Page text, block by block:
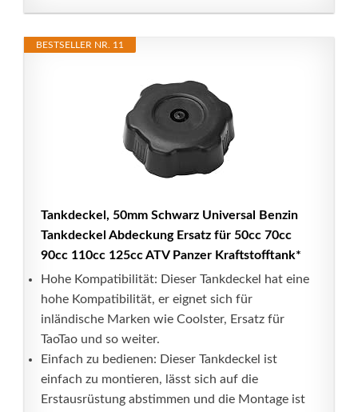
BESTSELLER NR. 11
Tankdeckel, 50mm Schwarz Universal Benzin
Tankdeckel Abdeckung Ersatz für 50cc 70cc
90cc 110cc 125cc ATV Panzer Kraftstofftank*
Hohe Kompatibilität: Dieser Tankdeckel hat eine
hohe Kompatibilität, er eignet sich für
inländische Marken wie Coolster, Ersatz für
TaoTao und so weiter.
Einfach zu bedienen: Dieser Tankdeckel ist
einfach zu montieren, lässt sich auf die
Erstausrüstung abstimmen und die Montage ist